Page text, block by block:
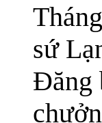
sứ
Đăng